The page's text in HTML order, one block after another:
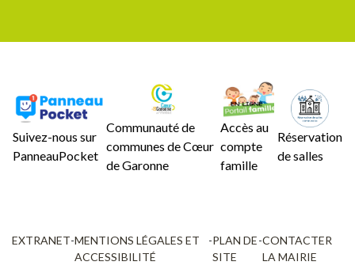
Suivez-nous sur
PanneauPocket
Communauté de
communes de Cœur
de Garonne
Accès au
compte
famille
Réservation
de salles
EXTRANET-MENTIONS LÉGALES ET
ACCESSIBILITÉ
-PLAN DE
SITE
-CONTACTER
LA MAIRIE